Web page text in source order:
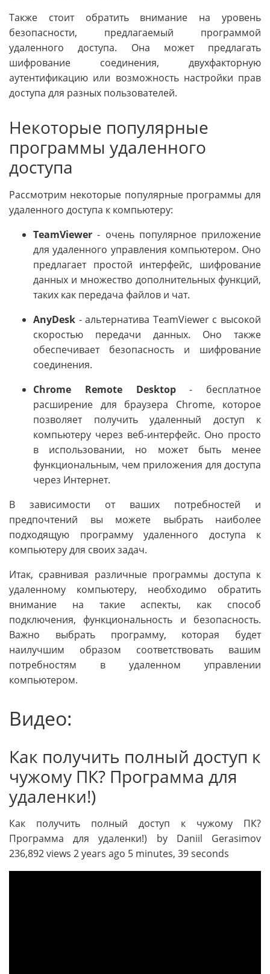
Также стоит обратить внимание на уровень
безопасности, предлагаемый программой
удаленного доступа. Она может предлагать
шифрование соединения, двухфакторную
аутентификацию или возможность настройки прав
доступа для разных пользователей.
Некоторые популярные
программы удаленного
доступа
Рассмотрим некоторые популярные программы для
удаленного доступа к компьютеру:
TeamViewer - очень популярное приложение
для удаленного управления компьютером. Оно
предлагает простой интерфейс, шифрование
данных и множество дополнительных функций,
таких как передача файлов и чат.
AnyDesk - альтернатива TeamViewer с высокой
скоростью передачи данных. Оно также
обеспечивает безопасность и шифрование
соединения.
Chrome Remote Desktop- бесплатное
расширение для браузера Chrome, которое
позволяет получить удаленный доступ к
компьютеру через веб-интерфейс. Оно просто
в использовании, но может быть менее
функциональным, чем приложения для доступа
через Интернет.
В зависимости от ваших потребностей и
предпочтений вы можете выбрать наиболее
подходящую программу удаленного доступа к
компьютеру для своих задач.
Итак, сравнивая различные программы доступа к
удаленному компьютеру, необходимо обратить
внимание на такие аспекты, как способ
подключения, функциональность и безопасность.
Важно выбрать программу, которая будет
наилучшим образом соответствовать вашим
потребностям в удаленном управлении
компьютером.
Видео:
Как получить полный доступ к
чужому ПК? Программа для
удаленки!)
Как получить полный доступ к чужому ПК?
Программа для удаленки!) by Daniil Gerasimov
236,892 views 2 years ago 5 minutes, 39 seconds